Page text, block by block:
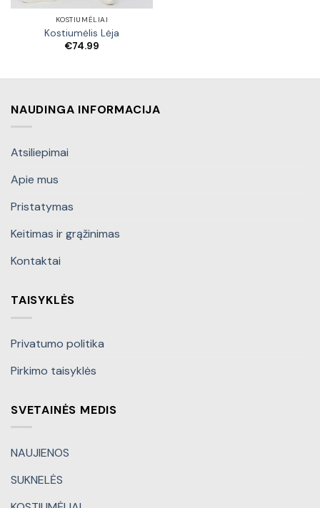
KOSTIUMĖLIAI
Kostiumėlis Lėja
€74.99
NAUDINGA INFORMACIJA
Atsiliepimai
Apie mus
Pristatymas
Keitimas ir grąžinimas
Kontaktai
TAISYKLĖS
Privatumo politika
Pirkimo taisyklės
SVETAINĖS MEDIS
NAUJIENOS
SUKNELĖS